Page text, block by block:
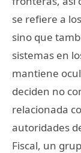
se refiere a
sino que
sistemas en
mantiene
deciden no
relacionada
autoridades
Fiscal, un